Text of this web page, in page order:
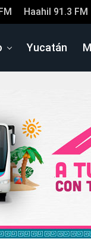
Haahil 91.3 FM
Yucatán